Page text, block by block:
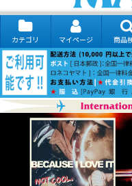
カテゴリ マイページ 商品